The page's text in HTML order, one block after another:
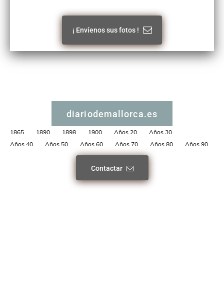
¡ Envíenos sus fotos !
diariodemallorca.es
1865 1890 1898 1900 Años 20
Años 30
Años 40
Años 50 Años 60 Años 70 Años 80 Años 90
Contactar